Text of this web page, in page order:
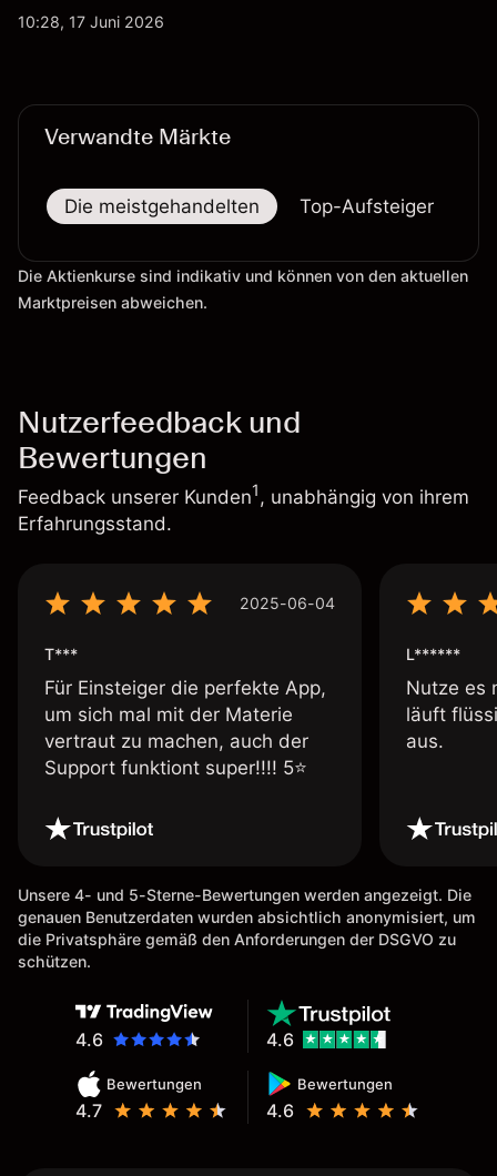
Aktienrückkäufe und Berichte über einen möglichen
10:28, 17 Juni 2026
Verwandte Märkte
Die meistgehandelten Top-Aufsteiger
Die Aktienkurse sind indikativ und können von den aktuellen
Marktpreisen abweichen.
Nutzerfeedback und
Bewertungen
Feedback unserer Kunden1, unabhängig von ihrem
Erfahrungsstand.
2025-06-04
T***
Für Einsteiger die perfekte App,
um sich mal mit der Materie
vertraut zu machen, auch der
Support funktiont super!!!! 5⭐️
L******
Nutze es
läuft
aus.
Unsere 4- und 5-Sterne-Bewertungen werden angezeigt. Die
genauen Benutzerdaten wurden absichtlich anonymisiert, um
die Privatsphäre gemäß den Anforderungen der DSGVO zu
schützen.
4.6
Bewertungen
4.7
Bewertungen
4.6
4.6